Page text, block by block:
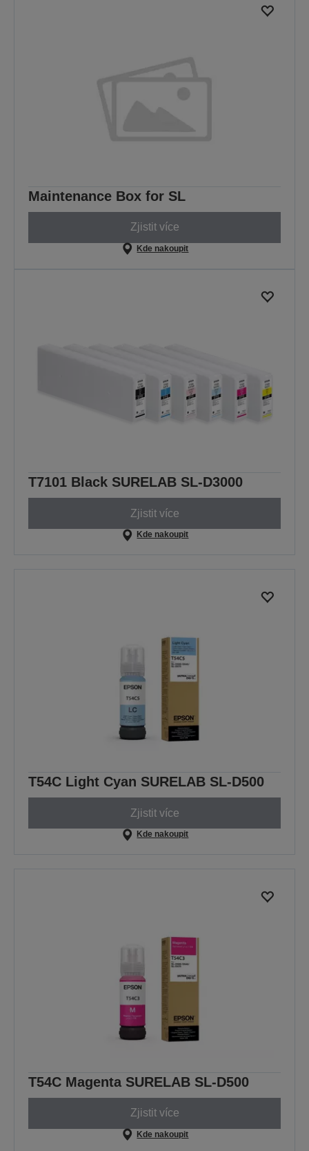
Maintenance Box for SL
Zjistit více
Kde nakoupit
T7101 Black SURELAB SL-D3000
Zjistit více
Kde nakoupit
T54C Light Cyan SURELAB SL-D500
Zjistit více
Kde nakoupit
T54C Magenta SURELAB SL-D500
Zjistit více
Kde nakoupit